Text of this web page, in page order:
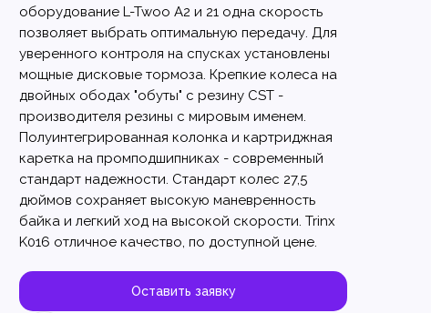
оборудование L-Twoo A2 и 21 одна скорость
позволяет выбрать оптимальную передачу. Для
уверенного контроля на спусках установлены
мощные дисковые тормоза. Крепкие колеса на
двойных ободах "обуты" с резину CST -
производителя резины с мировым именем.
Полуинтегрированная колонка и картриджная
каретка на промподшипниках - современный
стандарт надежности. Стандарт колес 27,5
дюймов сохраняет высокую маневренность
байка и легкий ход на высокой скорости. Trinx
K016 отличное качество, по доступной цене.
Оставить заявку